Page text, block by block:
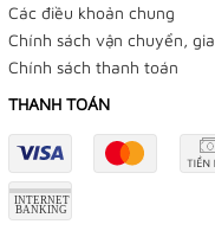
Các điều khoản chung
Chính sách vận chuyển,
Chính sách thanh toán
THANH TOÁN